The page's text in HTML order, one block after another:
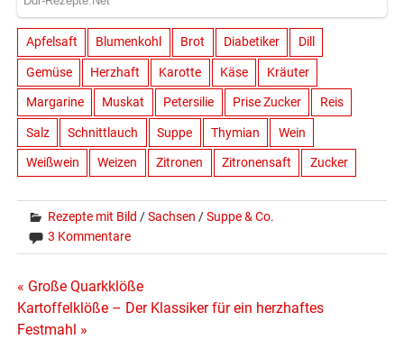
Apfelsaft Blumenkohl Brot Diabetiker Dill
Gemüse Herzhaft Karotte Käse Kräuter
Margarine Muskat Petersilie Prise Zucker Reis
Salz Schnittlauch Suppe Thymian Wein
Weißwein Weizen Zitronen Zitronensaft Zucker
Rezepte mit Bild /Sachsen /Suppe & Co.
3 Kommentare
Beitragsnavigation
« Große Quarkklöße
Kartoffelklöße – Der Klassiker für ein herzhaftes
Festmahl »